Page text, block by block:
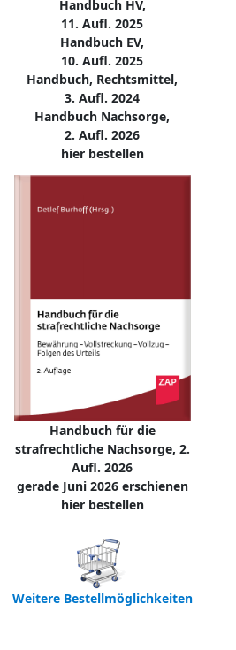
Handbuch HV,
11. Aufl. 2025
Handbuch EV,
10. Aufl. 2025
Handbuch, Rechtsmittel,
3. Aufl. 2024
Handbuch Nachsorge,
2. Aufl. 2026
hier bestellen
Handbuch für die
strafrechtliche Nachsorge, 2.
Aufl. 2026
gerade Juni 2026 erschienen
hier bestellen
Weitere Bestellmöglichkeiten